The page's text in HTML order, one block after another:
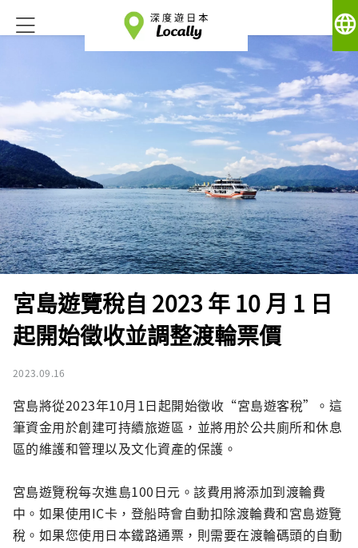
language
宮島遊覽稅自 2023 年 10 月 1 日
起開始徵收並調整渡輪票價
2023.09.16
宮島將從2023年10月1日起開始徵收“宮島遊客稅”。這
筆資金用於創建可持續旅遊區，並將用於公共廁所和休息
區的維護和管理以及文化資產的保護。
宮島遊覽稅每次進島100日元。該費用將添加到渡輪費
中。如果使用IC卡，登船時會自動扣除渡輪費和宮島遊覽
稅。如果您使用日本鐵路通票，則需要在渡輪碼頭的自動